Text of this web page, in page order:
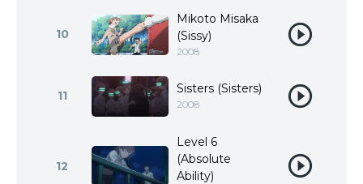
10
Mikoto Misaka
(Sissy)
2008
11 Sisters (Sisters)
2008
12
Level 6
(Absolute
Ability)